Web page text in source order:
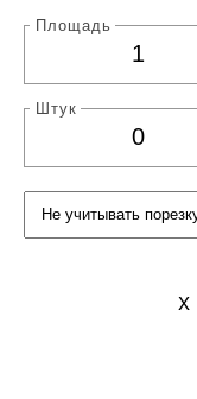
Площадь
Штук
X